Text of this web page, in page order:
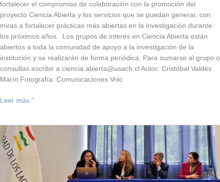
fortalecer el compromiso de colaboración con la promoción del
proyecto Ciencia Abierta y los servicios que se puedan generar, con
miras a fortalecer prácticas más abiertas en la investigación durante
los próximos años. Los grupos de interés en Ciencia Abierta están
abiertos a toda la comunidad de apoyo a la investigación de la
institución y se realizarán de forma periódica. Para sumarse al grupo o
consultas escribir a ciencia.abierta@usach.cl Autor: Cristóbal Valdés
Marín Fotografía: Comunicaciones Vriic
Leer más ”
Usach
participa
en
Encuentro